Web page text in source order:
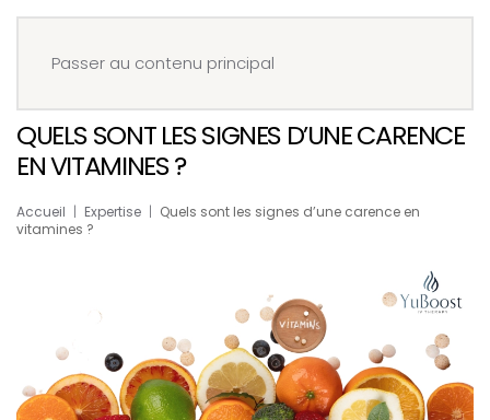
Passer au contenu principal
QUELS SONT LES SIGNES D’UNE CARENCE
EN VITAMINES ?
Accueil Expertise
Quels sont les signes d’une carence en
vitamines ?